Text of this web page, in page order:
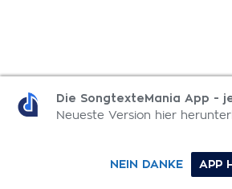
Die SongtexteMania App -
Neueste Version hier
APP
NEIN DANKE